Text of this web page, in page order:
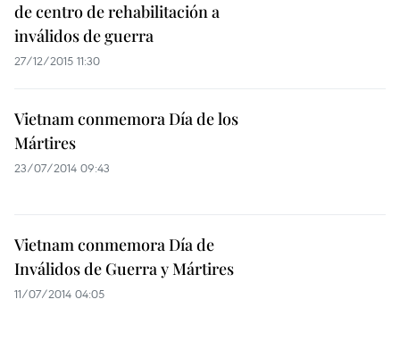
de centro de rehabilitación a
inválidos de guerra
27/12/2015 11:30
Vietnam conmemora Día de los
Mártires
23/07/2014 09:43
Vietnam conmemora Día de
Inválidos de Guerra y Mártires
11/07/2014 04:05